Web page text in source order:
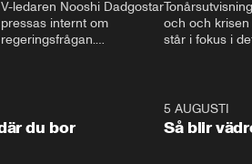
V-ledaren Nooshi Dadgostar
pressas internt om
regeringsfrågan.
– Vi ställer upp i val. Ska vi
vara med så sitter vi förstås
och och
står i fokus i
kommentator
Rohwedder
utbildnings-
du bor
5 AUGUSTI
Så blir